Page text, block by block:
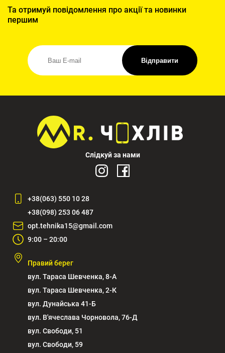
Та отримуй повідомлення про акції та новинки
першим
Відправити
Слідкуй за нами
+38(063) 550 10 28
+38(098) 253 06 487
opt.tehnika15@gmail.com
9:00 – 20:00
Правий берег
вул. Тараса Шевченка, 8-А
вул. Тараса Шевченка, 2-К
вул. Дунайська 41-Б
вул. В'ячеслава Чорновола, 76-Д
вул. Свободи, 51
вул. Свободи, 59